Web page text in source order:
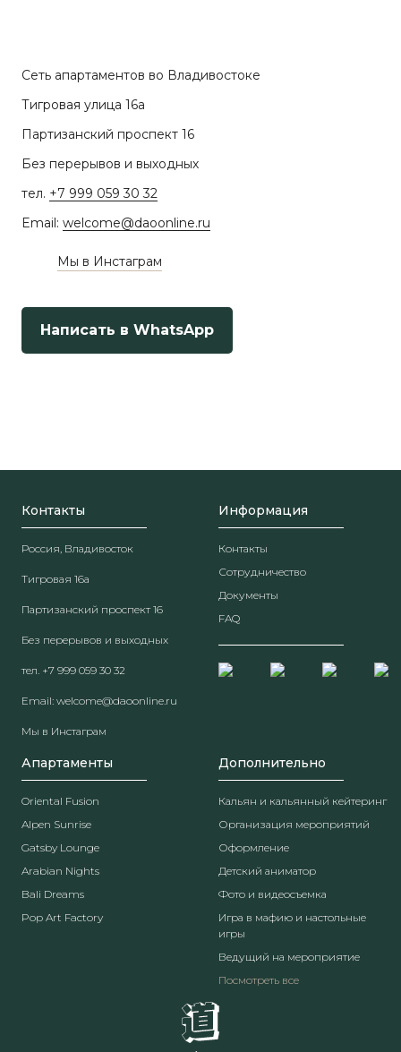
Сеть апартаментов во Владивостоке
Тигровая улица 16а
Партизанский проспект 16
Без перерывов и выходных
тел. +7 999 059 30 32
Email: welcome@daoonline.ru
Мы в Инстаграм
Написать в WhatsApp
Контакты
Россия, Владивосток
Тигровая 16а
Партизанский проспект 16
Без перерывов и выходных
тел. +7 999 059 30 32
Email: welcome@daoonline.ru
Мы в Инстаграм
Информация
Контакты
Сотрудничество
Документы
FAQ
Апартаменты
Oriental Fusion
Alpen Sunrise
Gatsby Lounge
Arabian Nights
Bali Dreams
Pop Art Factory
Дополнительно
Кальян и кальянный кейтеринг
Организация мероприятий
Оформление
Детский аниматор
Фото и видеосъемка
Игра в мафию и настольные
игры
Ведущий на мероприятие
Посмотреть все